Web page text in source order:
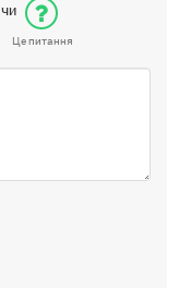
чи
Це питання